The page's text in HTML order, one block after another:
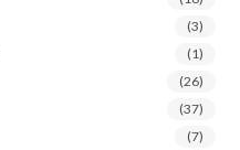
(3)
(1)
(26)
(37)
(7)